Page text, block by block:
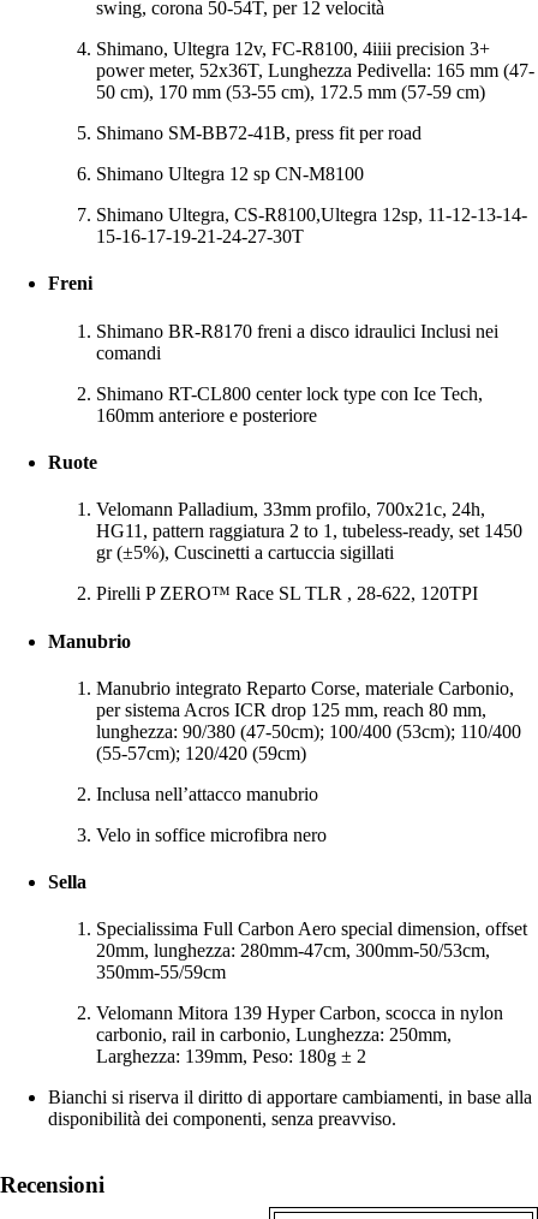
swing, corona 50-54T, per 12 velocità
Shimano, Ultegra 12v, FC-R8100, 4iiii precision 3+
power meter, 52x36T, Lunghezza Pedivella: 165 mm (47-
50 cm), 170 mm (53-55 cm), 172.5 mm (57-59 cm)
Shimano SM-BB72-41B, press fit per road
Shimano Ultegra 12 sp CN-M8100
Shimano Ultegra, CS-R8100,Ultegra 12sp, 11-12-13-14-
15-16-17-19-21-24-27-30T
Freni
Shimano BR-R8170 freni a disco idraulici Inclusi nei
comandi
Shimano RT-CL800 center lock type con Ice Tech,
160mm anteriore e posteriore
Ruote
Velomann Palladium, 33mm profilo, 700x21c, 24h,
HG11, pattern raggiatura 2 to 1, tubeless-ready, set 1450
gr (±5%), Cuscinetti a cartuccia sigillati
Pirelli P ZERO™ Race SL TLR , 28-622, 120TPI
Manubrio
Manubrio integrato Reparto Corse, materiale Carbonio,
per sistema Acros ICR drop 125 mm, reach 80 mm,
lunghezza: 90/380 (47-50cm); 100/400 (53cm); 110/400
(55-57cm); 120/420 (59cm)
Inclusa nell’attacco manubrio
Velo in soffice microfibra nero
Sella
Specialissima Full Carbon Aero special dimension, offset
20mm, lunghezza: 280mm-47cm, 300mm-50/53cm,
350mm-55/59cm
Velomann Mitora 139 Hyper Carbon, scocca in nylon
carbonio, rail in carbonio, Lunghezza: 250mm,
Larghezza: 139mm, Peso: 180g ± 2
Bianchi si riserva il diritto di apportare cambiamenti, in base alla
disponibilità dei componenti, senza preavviso.
Recensioni